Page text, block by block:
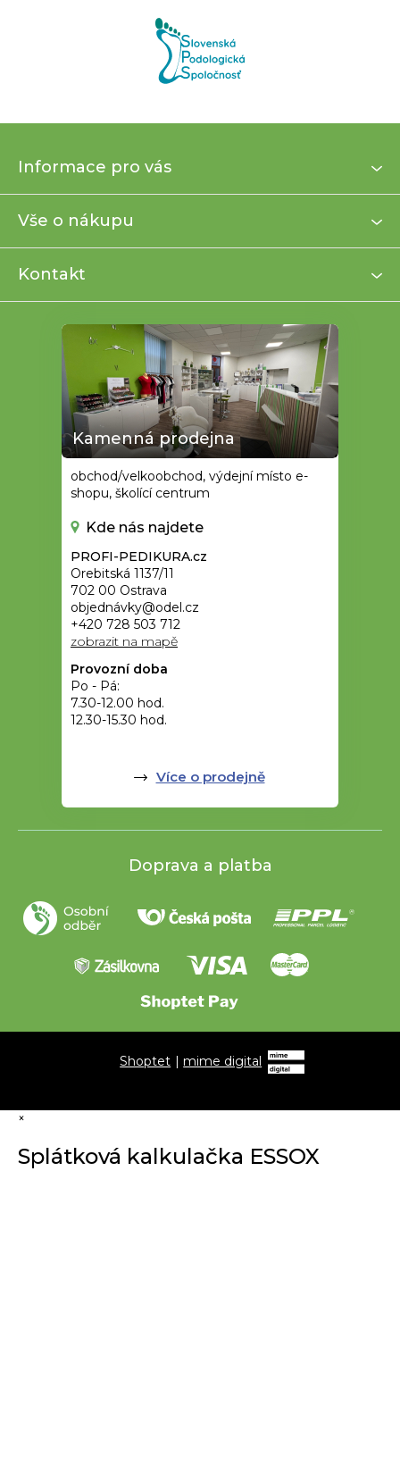
p
t
Informace pro vás
Vše o nákupu
Kontakt
Kamenná prodejna
obchod/velkoobchod, výdejní místo e-
shopu, školící centrum
Kde nás najdete
PROFI-PEDIKURA.cz
Orebitská 1137/11
702 00 Ostrava
objednávky@odel.cz
+420 728 503 712
zobrazit na mapě
Provozní doba
Po - Pá:
7.30-12.00 hod.
12.30-15.30 hod.
Více o prodejně
Doprava a platba
Shoptet |mime digital
×
Splátková kalkulačka ESSOX